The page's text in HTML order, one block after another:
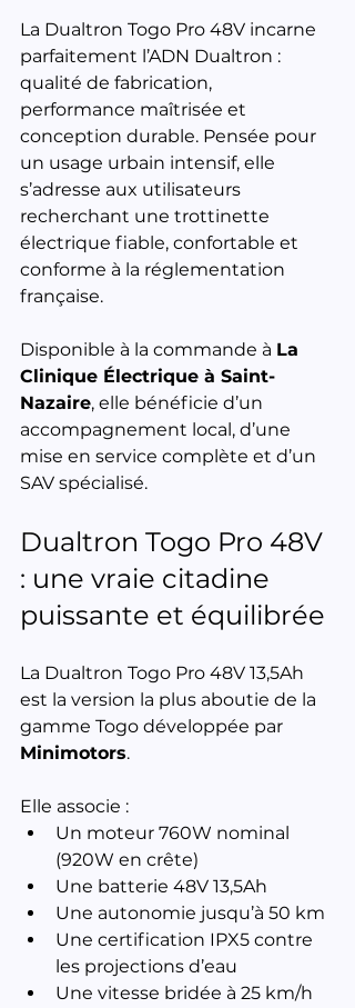
La Dualtron Togo Pro 48V incarne
parfaitement l’ADN Dualtron :
qualité de fabrication,
performance maîtrisée et
conception durable. Pensée pour
un usage urbain intensif, elle
s’adresse aux utilisateurs
recherchant une trottinette
électrique fiable, confortable et
conforme à la réglementation
française.
Disponible à la commande à La
Clinique Électrique à Saint-
Nazaire, elle bénéficie d’un
accompagnement local, d’une
mise en service complète et d’un
SAV spécialisé.
Dualtron Togo Pro 48V
: une vraie citadine
puissante et équilibrée
La Dualtron Togo Pro 48V 13,5Ah
est la version la plus aboutie de la
gamme Togo développée par
Minimotors.
Elle associe :
Un moteur 760W nominal
(920W en crête)
Une batterie 48V 13,5Ah
Une autonomie jusqu’à 50 km
Une certification IPX5 contre
les projections d’eau
Une vitesse bridée à 25 km/h